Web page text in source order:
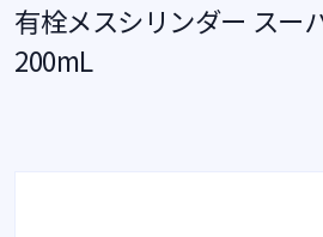
有栓メスシリンダー スー
200mL